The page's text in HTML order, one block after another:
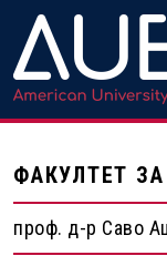
ФАКУЛТЕТ
проф. д-р Саво